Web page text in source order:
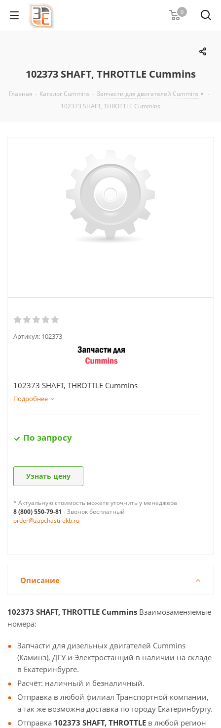
0
102373 SHAFT, THROTTLE Cummins
Главная - Каталог Cummins - Запчасти для двигателей Cummins
-
102373 SHAFT, THROTTLE Cummins
Артикул: 102373
102373 SHAFT, THROTTLE Cummins
Подробнее
По запросу
Узнать цену
* Актуальную стоимость можете уточнить у менеджера
8 (800) 550-79-81 - Звонок бесплатный
order@zapchasti-ekb.ru
Описание
102373 SHAFT, THROTTLE Cummins Взаимозаменяемые
номера:
Запчасти для дизельных двигателей Cummins
(Каминз), ДГУ и Электростанций в наличии на складе
в Екатеринбурге.
Расчёт: наличный и безналичный.
Отправка в любой филиал Транспортной компании,
а так же возможна доставка по городу Екатеринбургу.
Отправка 102373 SHAFT, THROTTLE в любой регион